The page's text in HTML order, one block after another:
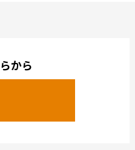
から